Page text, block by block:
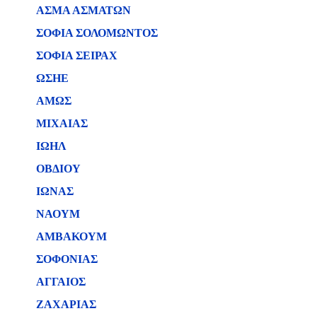
ΑΣΜΑ ΑΣΜΑΤΩΝ
ΣΟΦΙΑ ΣΟΛΟΜΩΝΤΟΣ
ΣΟΦΙΑ ΣΕΙΡΑΧ
ΩΣΗΕ
ΑΜΩΣ
ΜΙΧΑΙΑΣ
ΙΩΗΛ
ΟΒΔΙΟΥ
ΙΩΝΑΣ
ΝΑΟΥΜ
ΑΜΒΑΚΟΥΜ
ΣΟΦΟΝΙΑΣ
ΑΓΓΑΙΟΣ
ΖΑΧΑΡΙΑΣ